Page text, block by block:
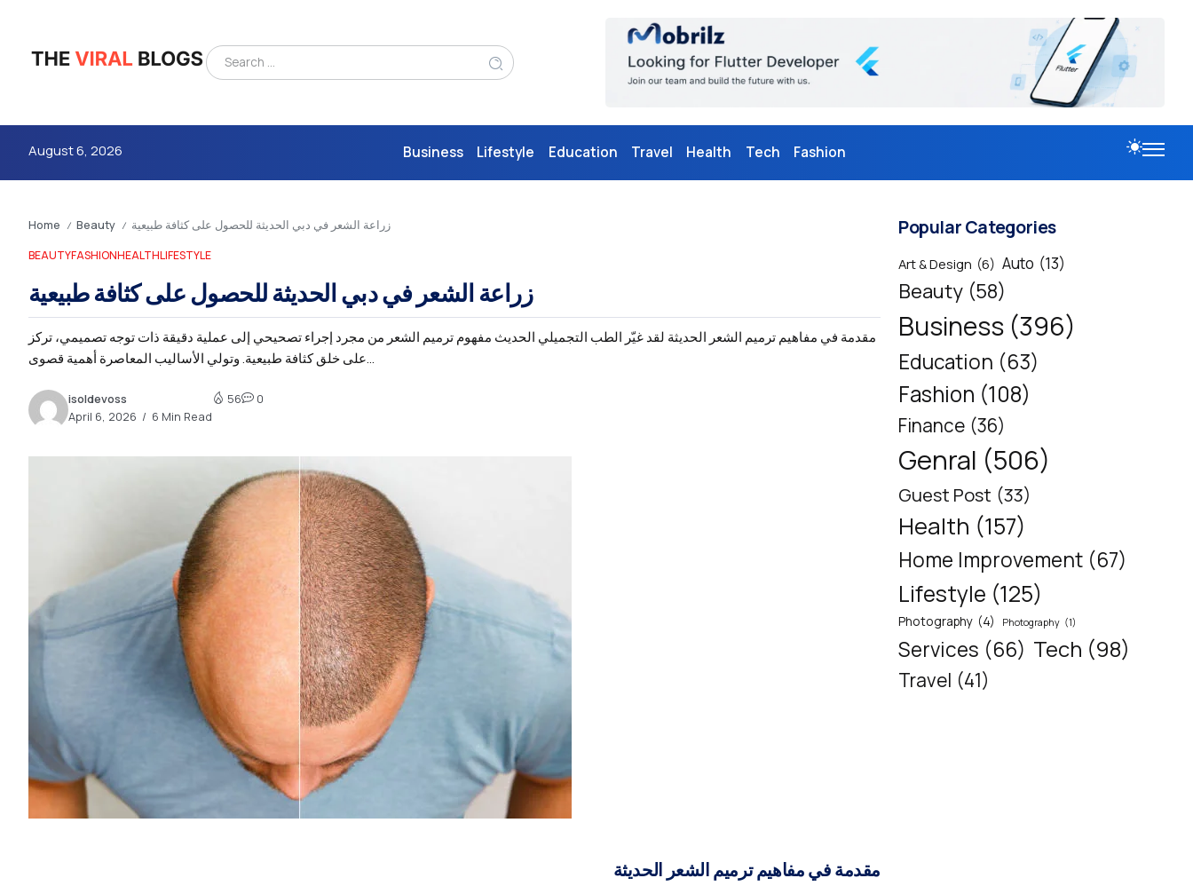
August 6, 2026 Business Lifestyle Education Travel Health Tech Fashion
4m
2.2k
Home / Beauty / زراعة الشعر في دبي الحديثة للحصول على كثافة طبيعية
BEAUTYFASHIONHEALTHLIFESTYLE
زراعة الشعر في دبي الحديثة للحصول على كثافة طبيعية
مقدمة في مفاهيم ترميم الشعر الحديثة لقد غيّر الطب التجميلي الحديث مفهوم ترميم الشعر من مجرد إجراء تصحيحي إلى عملية دقيقة ذات توجه تصميمي، تركز
على خلق كثافة طبيعية. وتولي الأساليب المعاصرة أهمية قصوى...
isoldevoss
April 6, 2026
6 Min Read
56 0
مقدمة في مفاهيم ترميم الشعر الحديثة
Popular Categories
Art & Design (6) Auto (13)
Beauty (58)
Business (396)
Education (63)
Fashion (108)
Finance (36)
Genral (506)
Guest Post (33)
Health (157)
Home Improvement (67)
Lifestyle (125)
Photography (4) Photography (1)
Services (66) Tech (98)
Travel (41)